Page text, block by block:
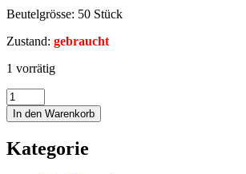
Beutelgrösse: 50 Stück
Zustand: gebraucht
1 vorrätig
In den Warenkorb
Kategorie